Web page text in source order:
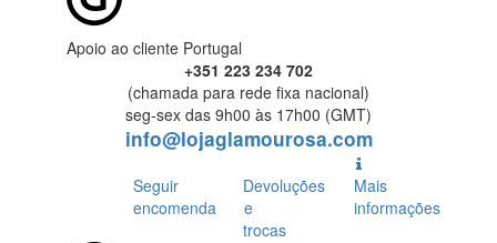
Apoio ao cliente Portugal
+351 223 234 702
(chamada para rede fixa nacional)
seg-sex das 9h00 às 17h00 (GMT)
info@lojaglamourosa.com
Seguir
encomenda
Devoluções
e
trocas
Mais
informações